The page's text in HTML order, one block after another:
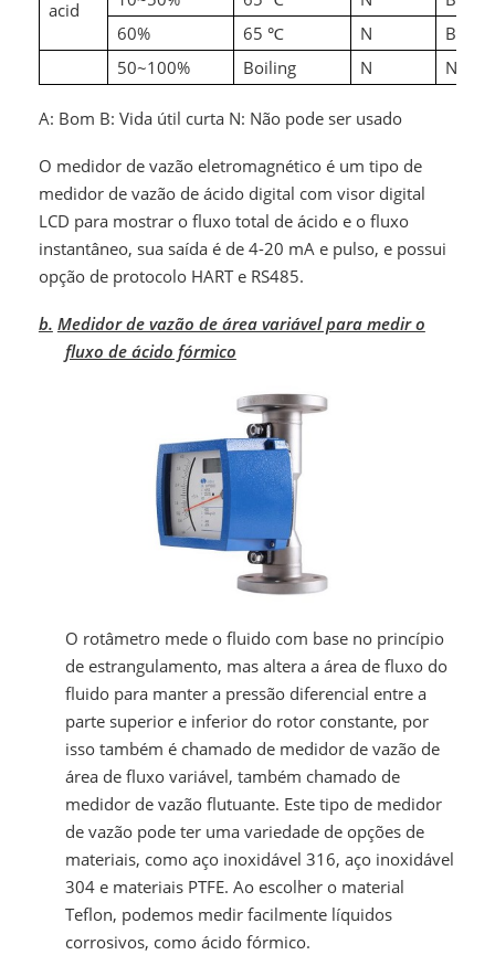
acid
60%
65 ℃ N
B
50~100%
Boiling N N
A: Bom B: Vida útil curta N: Não pode ser usado
O medidor de vazão eletromagnético é um tipo de
medidor de vazão de ácido digital com visor digital
LCD para mostrar o fluxo total de ácido e o fluxo
instantâneo, sua saída é de 4-20 mA e pulso, e possui
opção de protocolo HART e RS485.
b. Medidor de vazão de área variável para medir o
fluxo de ácido fórmico
O rotâmetro mede o fluido com base no princípio
de estrangulamento, mas altera a área de fluxo do
fluido para manter a pressão diferencial entre a
parte superior e inferior do rotor constante, por
isso também é chamado de medidor de vazão de
área de fluxo variável, também chamado de
medidor de vazão flutuante. Este tipo de medidor
de vazão pode ter uma variedade de opções de
materiais, como aço inoxidável 316, aço inoxidável
304 e materiais PTFE. Ao escolher o material
Teflon, podemos medir facilmente líquidos
corrosivos, como ácido fórmico.